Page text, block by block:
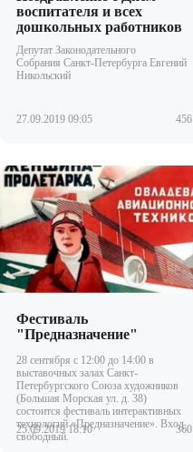
воспитателя и всех
дошкольных работников
Депутат Законодательного
Собрания Санкт-Петербурга Евгений
Никольский
27.09.2019 09:05 456
Фестиваль
"Предназначение"
28 сентября с 12:00 до 14:00 в
выставочных залах Санкт-
Петербургского Союза художников
(Большая Морская ул. д. 38)
состоится фестиваль интерактивных
технологий «Предназначение». Вход
свободный.
25.09.2019 18:10 360